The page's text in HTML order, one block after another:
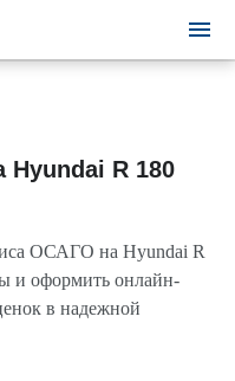
R 180
ОСАГО на Hyundai R
и оформить онлайн-
в надежной